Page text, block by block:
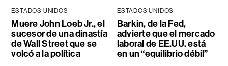
ESTADOS UNIDOS
Muere John Loeb Jr., el
sucesor de una dinastía
de Wall Street que se
volcó a la política
ESTADOS UNIDOS
Barkin, de la Fed,
advierte que el mercado
laboral de EE.UU. está
en un “equilibrio débil”